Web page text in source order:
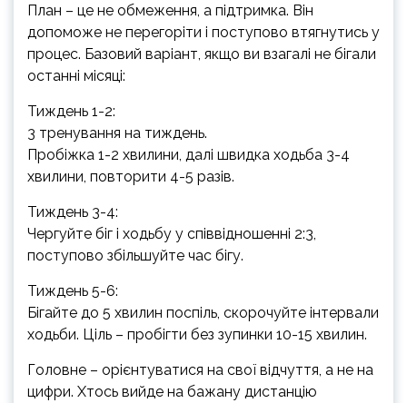
План – це не обмеження, а підтримка. Він
допоможе не перегоріти і поступово втягнутись у
процес. Базовий варіант, якщо ви взагалі не бігали
останні місяці:
Тиждень 1-2:
3 тренування на тиждень.
Пробіжка 1-2 хвилини, далі швидка ходьба 3-4
хвилини, повторити 4-5 разів.
Тиждень 3-4:
Чергуйте біг і ходьбу у співвідношенні 2:3,
поступово збільшуйте час бігу.
Тиждень 5-6:
Бігайте до 5 хвилин поспіль, скорочуйте інтервали
ходьби. Ціль – пробігти без зупинки 10-15 хвилин.
Головне – орієнтуватися на свої відчуття, а не на
цифри. Хтось вийде на бажану дистанцію